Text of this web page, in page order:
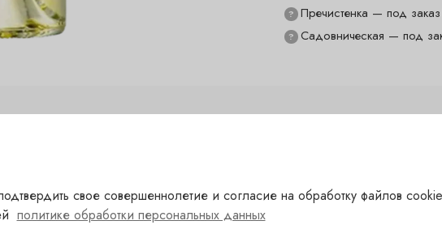
? Пречистенка — под заказ
? Садовническая — под
Франция
свое совершеннолетие и согласие на обработку файлов
политике обработки персональных данных